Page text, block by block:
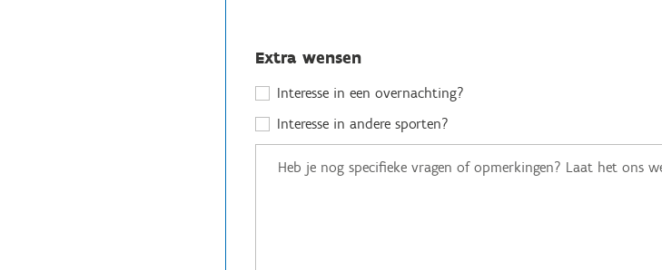
Extra wensen
Interesse in een overnachting?
Interesse in andere sporten?